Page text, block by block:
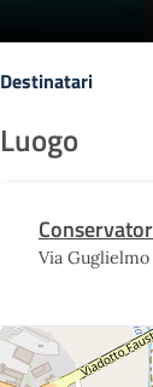
Destinatari
Luogo
Via